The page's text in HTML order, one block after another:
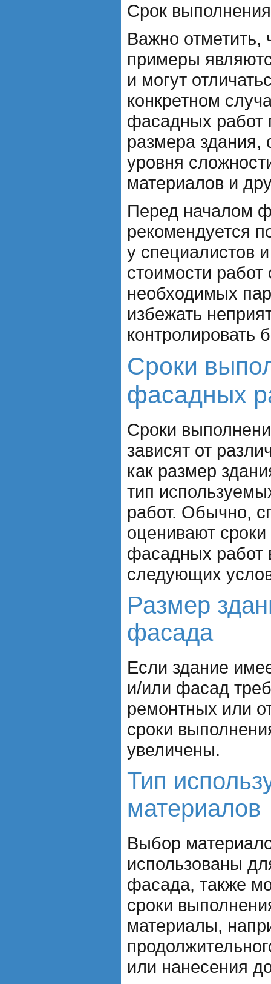
Срок
Важно отметить,
примеры
и могут
конкретном
фасадных работ
размера здания,
уровня
материалов и
Перед началом
рекомендуется
у специалистов
стоимости работ
необходимых
избежать
контролировать
Сроки
фасадных
Сроки
зависят от
как размер
тип
работ. Обычно,
оценивают
фасадных работ
следующих
Размер
фасада
Если здание
и/или фасад
ремонтных или
сроки
увеличены.
Тип
материалов
Выбор
использованы
фасада, также
сроки
материалы,
или нанесения